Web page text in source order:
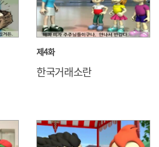
제4화
한국거래소란